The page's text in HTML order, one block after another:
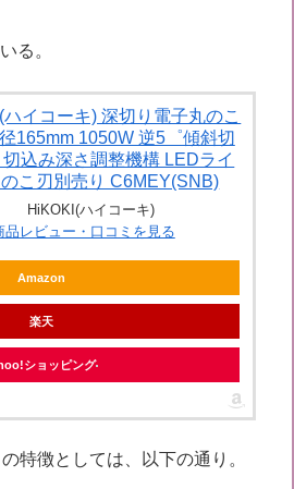
る。
ハイコーキ) 深切り電子丸のこ
165mm 1050W 逆5゜傾斜切
切込み深さ調整機構 LEDライ
のこ刃別売り C6MEY(SNB)
HiKOKI(ハイコーキ)
品レビュー・口コミを見る
Amazon
楽天
ショッピング
特徴としては、以下の通り。